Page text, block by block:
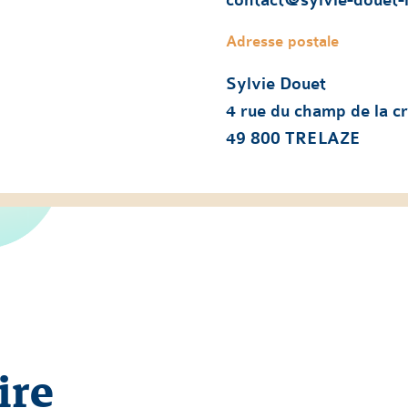
Adresse postale
Sylvie Douet
4 rue du champ de la
49 800 TRELAZE